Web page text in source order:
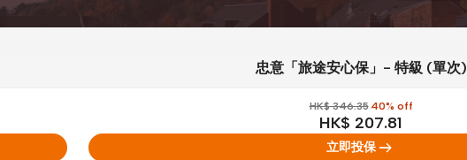
忠意「旅途安心保」- 特級 (單次)
HK$ 346.35 40% off
HK$ 207.81
立即投保arrow_right_alt